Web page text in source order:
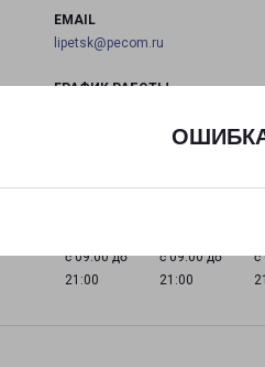
EMAIL
lipetsk@pecom.ru
ГРАФИК РАБОТЫ
21:00
21:00
с 09:00 до
21:00
с 09:00 до
21:00
с